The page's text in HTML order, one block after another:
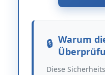
Warum
Diese